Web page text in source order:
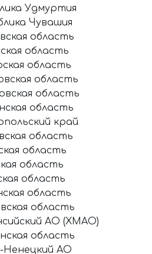
Удмуртия
Чувашия
область
область
область
область
область
область
край
область
область
область
область
область
область
АО (ХМАО)
область
Ненецкий АО